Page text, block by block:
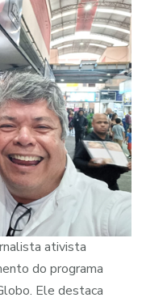
ativista
do programa
Ele destaca